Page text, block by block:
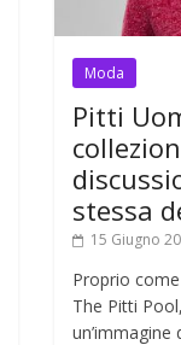
Moda
Pitti
stessa
15 Giugno
Proprio
The Pitti
un’immagine